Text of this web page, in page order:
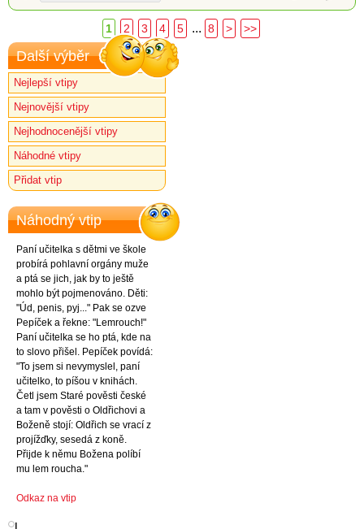
1 2 3 4 5 ... 8 > >>
Další výběr
Nejlepší vtipy
Nejnovější vtipy
Nejhodnocenější vtipy
Náhodné vtipy
Přidat vtip
Náhodný vtip
Paní učitelka s dětmi ve škole
probírá pohlavní orgány muže
a ptá se jich, jak by to ještě
mohlo být pojmenováno. Děti:
"Úd, penis, pyj..." Pak se ozve
Pepíček a řekne: "Lemrouch!"
Paní učitelka se ho ptá, kde na
to slovo přišel. Pepíček povídá:
"To jsem si nevymyslel, paní
učitelko, to píšou v knihách.
Četl jsem Staré pověsti české
a tam v pověsti o Oldřichovi a
Boženě stojí: Oldřich se vrací z
projížďky, sesedá z koně.
Přijde k němu Božena políbí
mu lem roucha."
Odkaz na vtip